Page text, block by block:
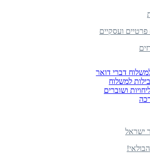
פרטיים ועסקיים
דברי דואר
למשלוח
ושוברים
ישראל